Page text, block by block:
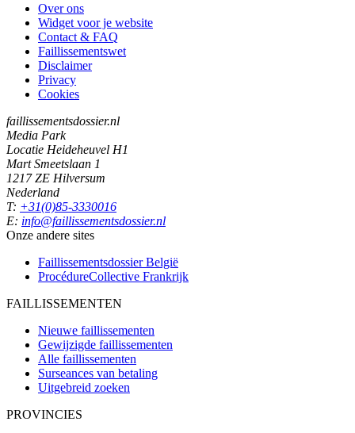
Over ons
Widget voor je website
Contact & FAQ
Faillissementswet
Disclaimer
Privacy
Cookies
faillissementsdossier.nl
Media Park
Locatie Heideheuvel H1
Mart Smeetslaan 1
1217 ZE Hilversum
Nederland
T: +31(0)85-3330016
E: info@faillissementsdossier.nl
Onze andere sites
Faillissementsdossier België
ProcédureCollective Frankrijk
FAILLISSEMENTEN
Nieuwe faillissementen
Gewijzigde faillissementen
Alle faillissementen
Surseances van betaling
Uitgebreid zoeken
PROVINCIES